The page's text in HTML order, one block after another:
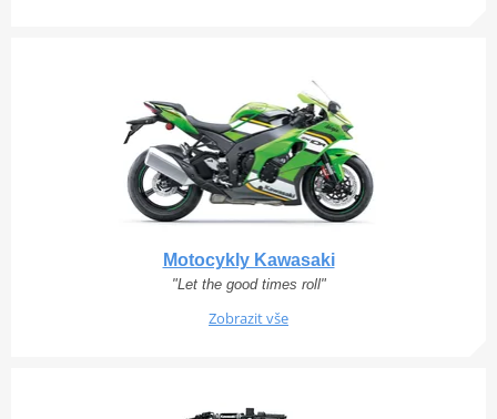
Motocykly Kawasaki
"Let the good times roll"
Zobrazit vše